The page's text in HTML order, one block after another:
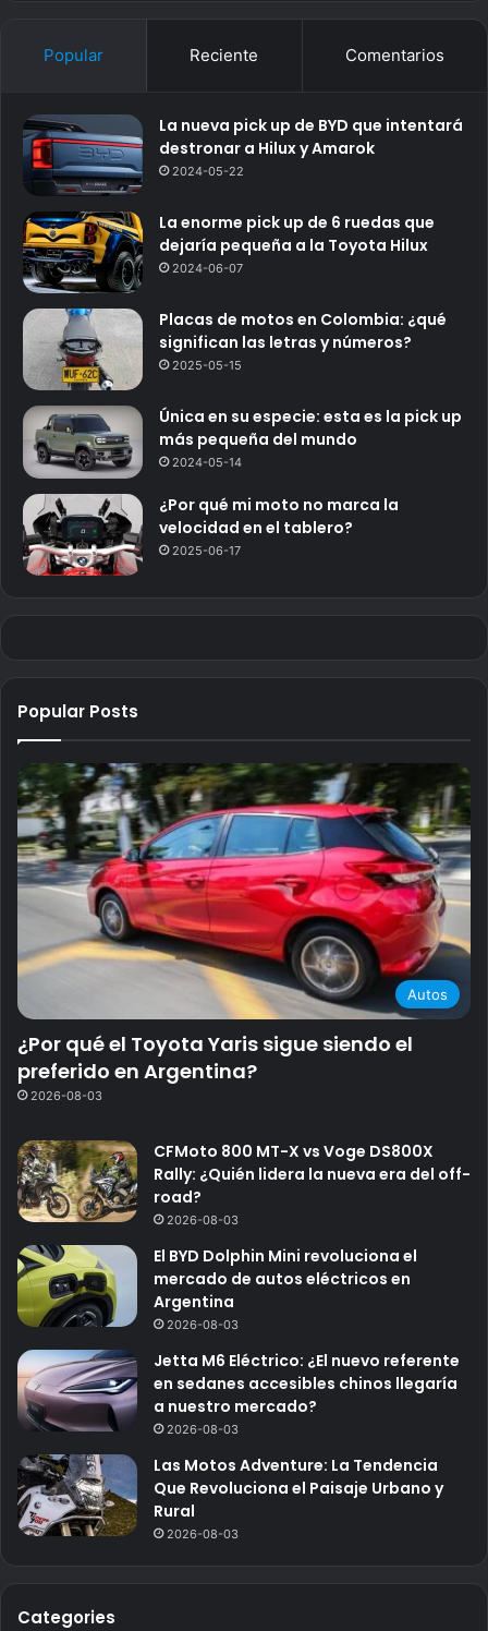
Popular Reciente Comentarios
La nueva pick up de BYD que intentará
destronar a Hilux y Amarok
2024-05-22
La enorme pick up de 6 ruedas que
dejaría pequeña a la Toyota Hilux
2024-06-07
Placas de motos en Colombia: ¿qué
significan las letras y números?
2025-05-15
Única en su especie: esta es la pick up
más pequeña del mundo
2024-05-14
¿Por qué mi moto no marca la
velocidad en el tablero?
2025-06-17
Popular Posts
Autos
¿Por qué el Toyota Yaris sigue siendo el
preferido en Argentina?
2026-08-03
CFMoto 800 MT-X vs Voge DS800X
Rally: ¿Quién lidera la nueva era del off-
road?
2026-08-03
El BYD Dolphin Mini revoluciona el
mercado de autos eléctricos en
Argentina
2026-08-03
Jetta M6 Eléctrico: ¿El nuevo referente
en sedanes accesibles chinos llegaría
a nuestro mercado?
2026-08-03
Las Motos Adventure: La Tendencia
Que Revoluciona el Paisaje Urbano y
Rural
2026-08-03
Categories